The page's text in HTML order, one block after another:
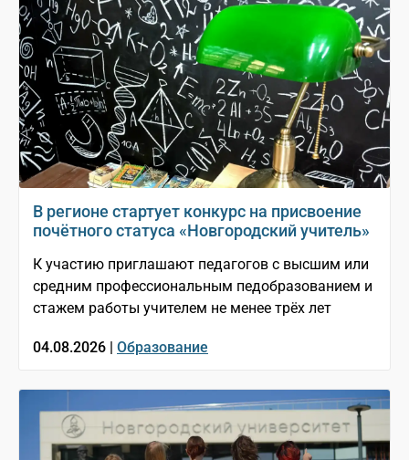
В регионе стартует конкурс на присвоение
почётного статуса «Новгородский учитель»
К участию приглашают педагогов с высшим или
средним профессиональным педобразованием и
стажем работы учителем не менее трёх лет
04.08.2026 | Образование